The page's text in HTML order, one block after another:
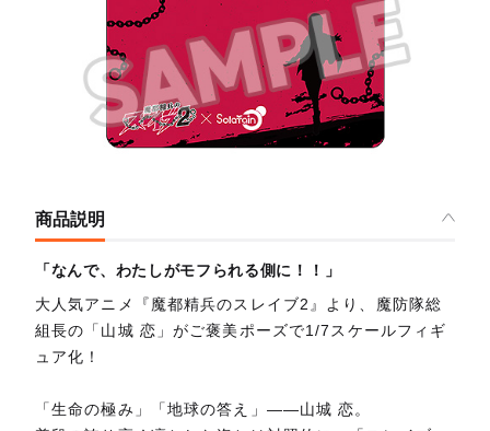
商品説明
「なんで、わたしがモフられる側に！！」
大人気アニメ『魔都精兵のスレイブ2』より、魔防隊総
組長の「山城 恋」がご褒美ポーズで1/7スケールフィギ
ュア化！
「生命の極み」「地球の答え」——山城 恋。